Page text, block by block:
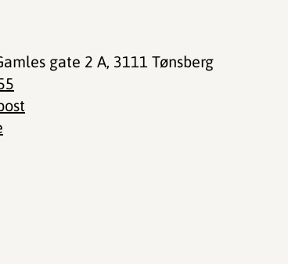
gate 2 A, 3111 Tønsberg